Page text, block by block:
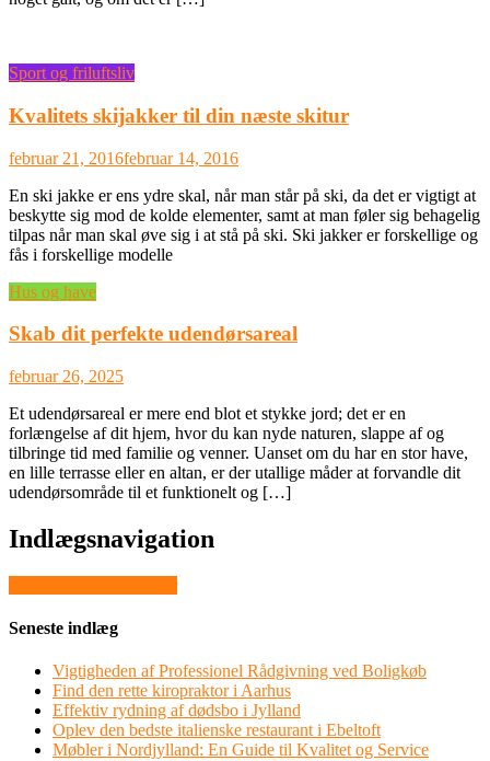
Sport og friluftsliv
Kvalitets skijakker til din næste skitur
februar 21, 2016februar 14, 2016
En ski jakke er ens ydre skal, når man står på ski, da det er vigtigt at
beskytte sig mod de kolde elementer, samt at man føler sig behagelig
tilpas når man skal øve sig i at stå på ski. Ski jakker er forskellige og
fås i forskellige modelle
Hus og have
Skab dit perfekte udendørsareal
februar 26, 2025
Et udendørsareal er mere end blot et stykke jord; det er en
forlængelse af dit hjem, hvor du kan nyde naturen, slappe af og
tilbringe tid med familie og venner. Uanset om du har en stor have,
en lille terrasse eller en altan, er der utallige måder at forvandle dit
udendørsområde til et funktionelt og […]
Indlægsnavigation
Seneste indlæg
Vigtigheden af Professionel Rådgivning ved Boligkøb
Find den rette kiropraktor i Aarhus
Effektiv rydning af dødsbo i Jylland
Oplev den bedste italienske restaurant i Ebeltoft
Møbler i Nordjylland: En Guide til Kvalitet og Service